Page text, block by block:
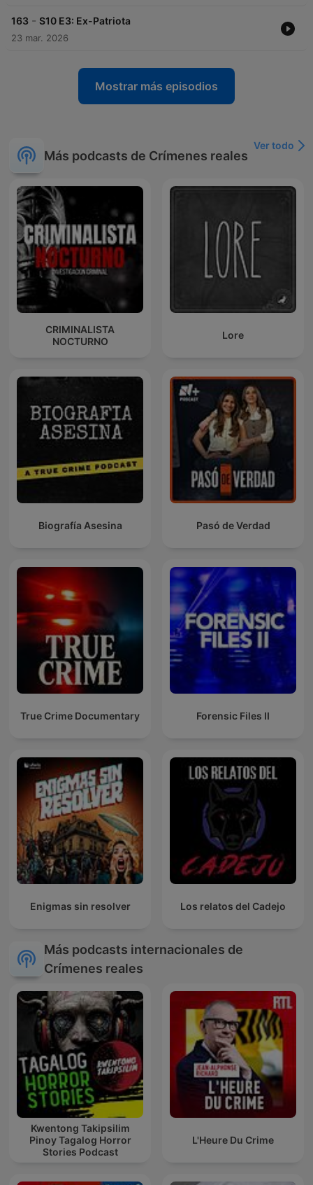
163 - S10 E3: Ex-Patriota
23 mar. 2026
Mostrar más episodios
Más podcasts de Crímenes reales
Ver todo
CRIMINALISTA
NOCTURNO
Lore
Biografía Asesina Pasó de Verdad
True Crime Documentary Forensic Files II
Enigmas sin resolver Los relatos del Cadejo
Más podcasts internacionales de
Crímenes reales
Kwentong Takipsilim
Pinoy Tagalog Horror
Stories Podcast
L'Heure Du Crime